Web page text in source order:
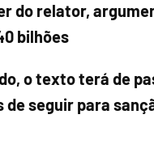
do relator,
bilhões
o texto terá de
seguir para